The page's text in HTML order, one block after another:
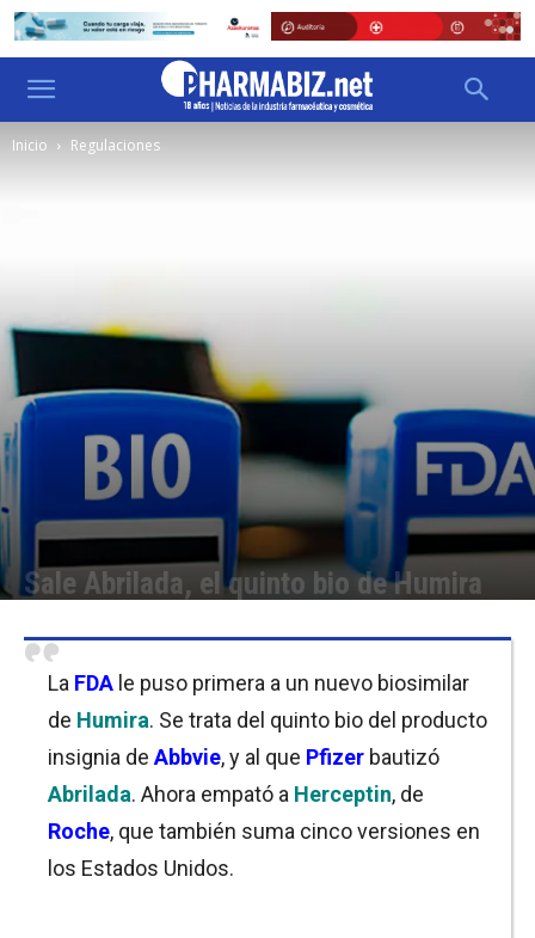
Inicio Regulaciones
Sale Abrilada, el quinto bio de Humira
La FDA le puso primera a un nuevo biosimilar
de Humira. Se trata del quinto bio del producto
insignia de Abbvie, y al que Pfizer bautizó
Abrilada. Ahora empató a Herceptin, de
Roche, que también suma cinco versiones en
los Estados Unidos.